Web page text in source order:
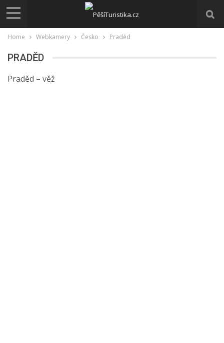
Home Webkamery Česko Praděd
PRADĚD
Praděd – věž